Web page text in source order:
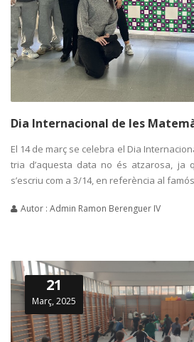
Dia Internacional de les
El 14 de març se celebra el Dia
tria d’aquesta data no és atzarosa, ja
s’escriu com a 3/14, en referència al
Autor : Admin Ramon Berenguer IV
21
Març, 2025